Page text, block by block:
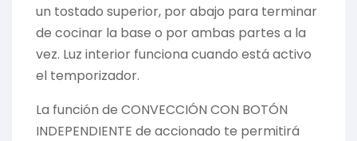
un tostado superior, por abajo para terminar
de cocinar la base o por ambas partes a la
vez. Luz interior funciona cuando está activo
el temporizador.
La función de CONVECCIÓN CON BOTÓN
INDEPENDIENTE de accionado te permitirá